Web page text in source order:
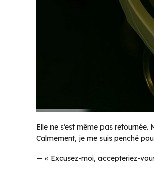
Elle ne s’est même pas
Calmement, je me suis penché
— « Excusez-moi, accepteriez-